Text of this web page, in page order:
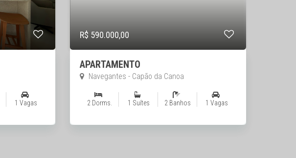
1 Vagas
R$ 590.000,00
APARTAMENTO
Navegantes - Capão da Canoa
2 Dorms. 1 Suítes 2 Banhos 1 Vagas